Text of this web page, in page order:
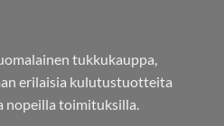
tukkukauppa,
erilaisia kulutustuotteita
nopeilla toimituksilla.